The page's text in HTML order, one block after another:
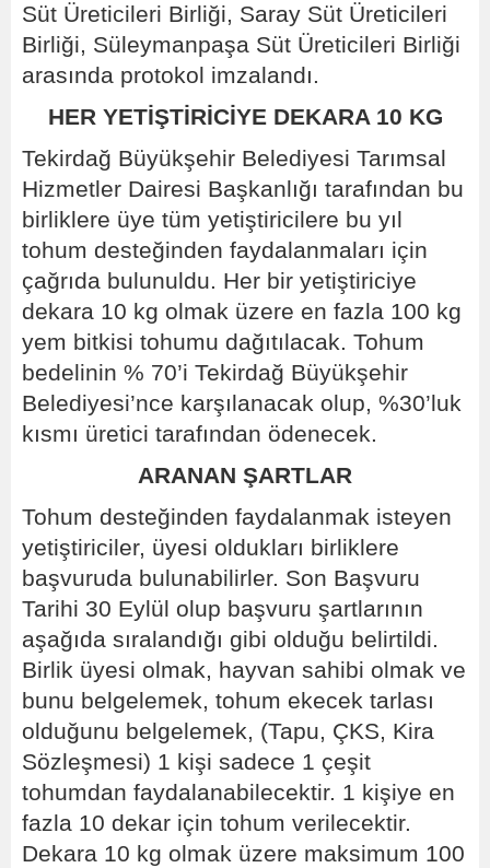
Süt Üreticileri Birliği, Saray Süt Üreticileri
Birliği, Süleymanpaşa Süt Üreticileri Birliği
arasında protokol imzalandı.
HER YETİŞTİRİCİYE DEKARA 10 KG
Tekirdağ Büyükşehir Belediyesi Tarımsal
Hizmetler Dairesi Başkanlığı tarafından bu
birliklere üye tüm yetiştiricilere bu yıl
tohum desteğinden faydalanmaları için
çağrıda bulunuldu. Her bir yetiştiriciye
dekara 10 kg olmak üzere en fazla 100 kg
yem bitkisi tohumu dağıtılacak. Tohum
bedelinin % 70’i Tekirdağ Büyükşehir
Belediyesi’nce karşılanacak olup, %30’luk
kısmı üretici tarafından ödenecek.
ARANAN ŞARTLAR
Tohum desteğinden faydalanmak isteyen
yetiştiriciler, üyesi oldukları birliklere
başvuruda bulunabilirler. Son Başvuru
Tarihi 30 Eylül olup başvuru şartlarının
aşağıda sıralandığı gibi olduğu belirtildi.
Birlik üyesi olmak, hayvan sahibi olmak ve
bunu belgelemek, tohum ekecek tarlası
olduğunu belgelemek, (Tapu, ÇKS, Kira
Sözleşmesi) 1 kişi sadece 1 çeşit
tohumdan faydalanabilecektir. 1 kişiye en
fazla 10 dekar için tohum verilecektir.
Dekara 10 kg olmak üzere maksimum 100